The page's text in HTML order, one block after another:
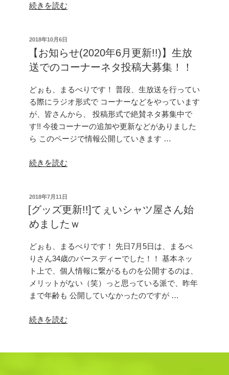
“【お
せ】
配
信
ケ
ジ
ュ
ー
ル
レ
ー”
の
続きを読む
投
日:
2018年10月6日
【お知らせ(2020年6月更新!!)】生放
送でのコーナーネタ投稿大募集！！
どぉも、まるべりです！ 普段、生放送を行ってい
る際にラジオ形式で コーナーなどをやっています
が、皆さんから、 投稿形式で絶賛ネタ募集中で
す!! 今後コーナーの追加や更新などがありました
ら このページで情報公開していきます …
“【お
せ
(2020
年
月
更
新!!)】
生
放
で
続きを読む
投
稿
日:
2018年7月11日
[グッズ更新!!]てぇいシャツ屋さん始
めましたｗ
どぉも、まるべりです！ 先日7月5日は、まるべ
りさん34歳のバースディーでした！！ 基本ネッ
ト上で、個人情報に繋がるものを公開するのは、
メリットがない（笑）っと思っている派で、昨年
まで年齢も 公開していなかったのですが …
“[グ
続きを読む